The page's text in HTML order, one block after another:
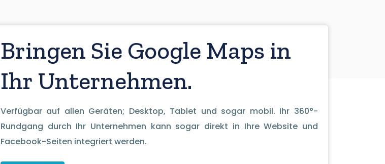
Bringen Sie Google Maps in
Ihr Unternehmen.
Verfügbar auf allen Geräten; Desktop, Tablet und sogar mobil. Ihr 360°-
Rundgang durch Ihr Unternehmen kann sogar direkt in Ihre Website und
Facebook-Seiten integriert werden.